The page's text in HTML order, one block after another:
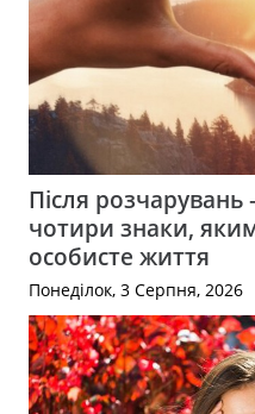
Після
чотири знаки,
особисте життя
Понеділок, 3 Серпня, 2026